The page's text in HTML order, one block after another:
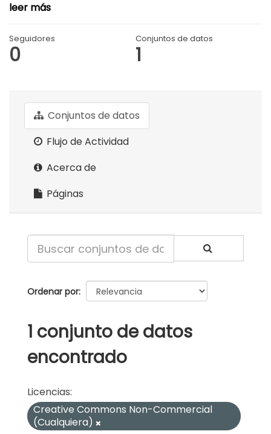
leer más
Seguidores
0
Conjuntos de datos
1
Conjuntos de datos
Flujo de Actividad
Acerca de
Páginas
Ordenar por
1 conjunto de datos
encontrado
Licencias:
Creative Commons Non-Commercial
(Cualquiera)